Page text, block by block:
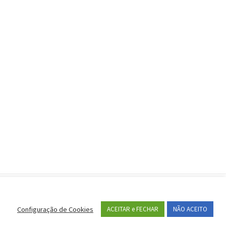
Configuração de Cookies ACEITAR e FECHAR NÃO ACEITO